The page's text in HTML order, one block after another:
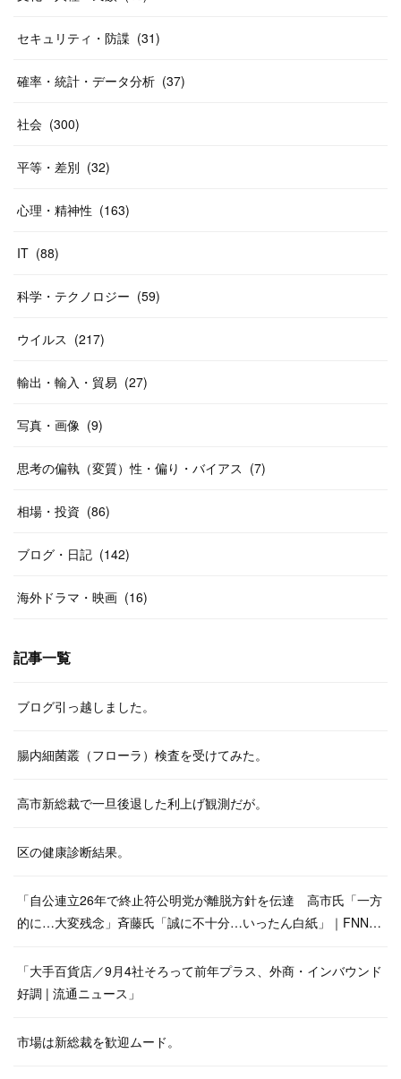
セキュリティ・防諜 (31)
確率・統計・データ分析 (37)
社会 (300)
平等・差別 (32)
心理・精神性 (163)
IT (88)
科学・テクノロジー (59)
ウイルス (217)
輸出・輸入・貿易 (27)
写真・画像 (9)
思考の偏執（変質）性・偏り・バイアス (7)
相場・投資 (86)
ブログ・日記 (142)
海外ドラマ・映画 (16)
記事一覧
ブログ引っ越しました。
腸内細菌叢（フローラ）検査を受けてみた。
高市新総裁で一旦後退した利上げ観測だが。
区の健康診断結果。
「自公連立26年で終止符公明党が離脱方針を伝達 高市氏「一方
的に…大変残念」斉藤氏「誠に不十分…いったん白紙」｜FNN…
「大手百貨店／9月4社そろって前年プラス、外商・インバウンド
好調 | 流通ニュース」
市場は新総裁を歓迎ムード。